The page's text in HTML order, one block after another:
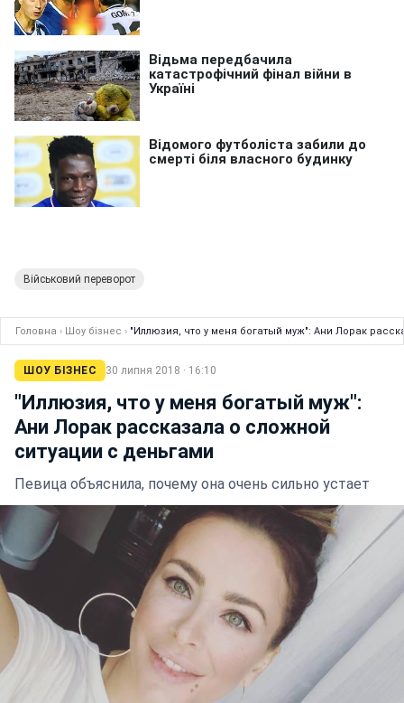
Військовий переворот
Головна › Шоу бізнес › "Иллюзия, что у меня богатый муж": Ани Лорак
ШОУ БІЗНЕС 30 липня 2018 · 16:10
"Иллюзия, что у меня богатый муж":
Ани Лорак рассказала о сложной
ситуации с деньгами
Певица объяснила, почему она очень сильно устает